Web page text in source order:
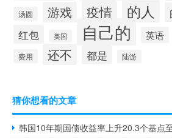
汤圆 游戏 疫情 的人
红包
美国 自己的 英语
费用 还不 都是 陆游
猜你想看的文章
韩国10年期国债收益率上升20.3个基点